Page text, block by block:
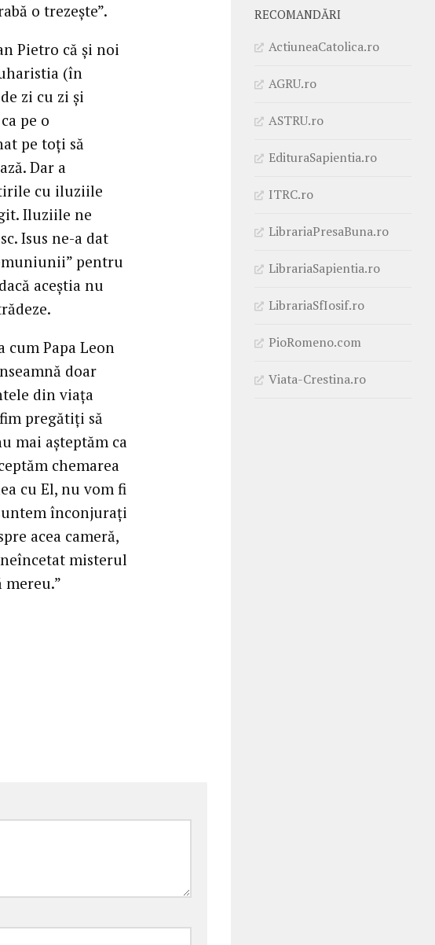
o trezește”.
Pietro că și noi
(în
zi cu zi și
pe o
pe toți să
Dar a
cu iluziile
Iluziile ne
Isus ne-a dat
pentru
aceștia nu
cum Papa Leon
doar
din viața
pregătiți să
mai așteptăm ca
chemarea
cu El, nu vom fi
înconjurați
acea cameră,
neîncetat misterul
RECOMANDĂRI
ActiuneaCatolica.ro
AGRU.ro
ASTRU.ro
EdituraSapientia.ro
ITRC.ro
LibrariaPresaBuna.ro
LibrariaSapientia.ro
LibrariaSfIosif.ro
PioRomeno.com
Viata-Crestina.ro